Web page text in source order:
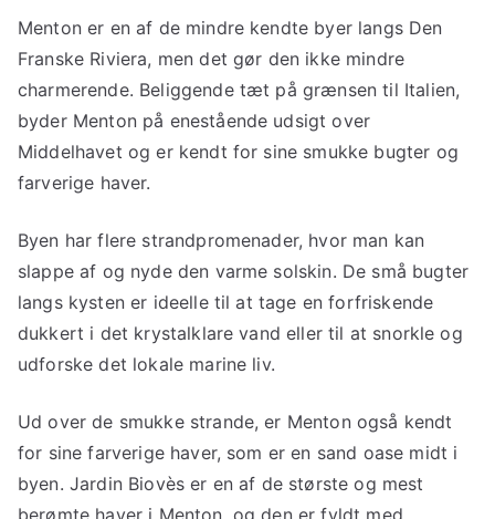
Menton er en af de mindre kendte byer langs Den
Franske Riviera, men det gør den ikke mindre
charmerende. Beliggende tæt på grænsen til Italien,
byder Menton på enestående udsigt over
Middelhavet og er kendt for sine smukke bugter og
farverige haver.
Byen har flere strandpromenader, hvor man kan
slappe af og nyde den varme solskin. De små bugter
langs kysten er ideelle til at tage en forfriskende
dukkert i det krystalklare vand eller til at snorkle og
udforske det lokale marine liv.
Ud over de smukke strande, er Menton også kendt
for sine farverige haver, som er en sand oase midt i
byen. Jardin Biovès er en af de største og mest
berømte haver i Menton, og den er fyldt med